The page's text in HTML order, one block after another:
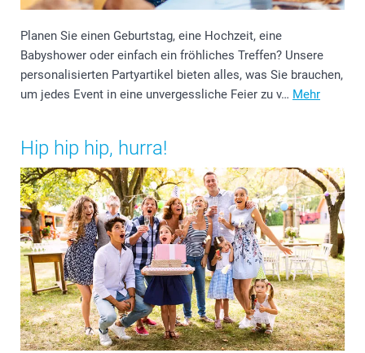
Planen Sie einen Geburtstag, eine Hochzeit, eine
Babyshower oder einfach ein fröhliches Treffen? Unsere
personalisierten Partyartikel bieten alles, was Sie brauchen,
um jedes Event in eine unvergessliche Feier zu v… Mehr
Hip hip hip, hurra!